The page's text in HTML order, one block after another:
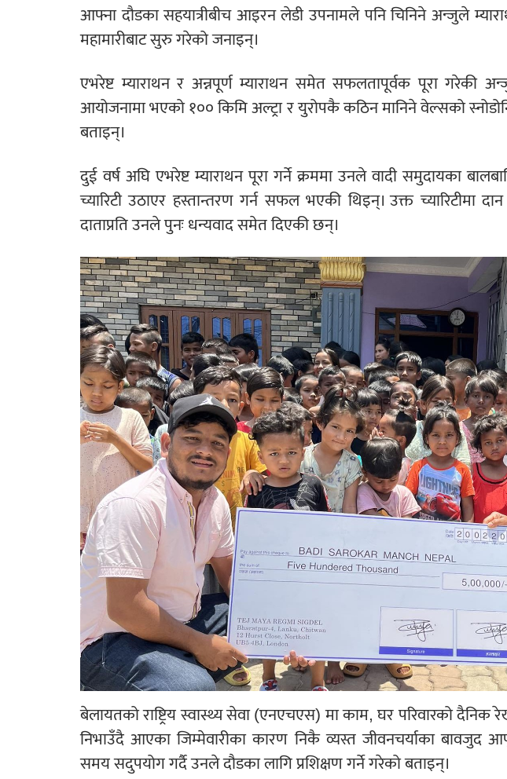
आफ्ना दौडका सहयात्रीबीच आइरन लेडी उपनामले पनि चिनिने अन्जुले
महामारीबाट सुरु गरेको जनाइन्।
एभरेष्ट म्याराथन र अन्नपूर्ण म्याराथन समेत सफलतापूर्वक पूरा गरेकी
आयोजनामा भएको १०० किमि अल्ट्रा र युरोपकै कठिन मानिने वेल्सको
बताइन्।
दुई वर्ष अघि एभरेष्ट म्याराथन पूरा गर्ने क्रममा उनले वादी समुदायका
च्यारिटी उठाएर हस्तान्तरण गर्न सफल भएकी थिइन्। उक्त च्यारिटीमा
दाताप्रति उनले पुनः धन्यवाद समेत दिएकी छन्।
बेलायतको राष्ट्रिय स्वास्थ्य सेवा (एनएचएस) मा काम, घर परिवारको
निभाउँदै आएका जिम्मेवारीका कारण निकै व्यस्त जीवनचर्याका बावजुद
समय सदुपयोग गर्दै उनले दौडका लागि प्रशिक्षण गर्ने गरेको बताइन्।